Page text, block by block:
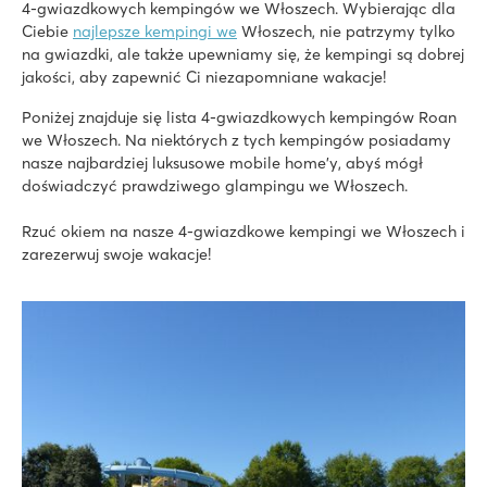
Pojedź pociągiem campingowym do miasteczka Caorle
hu Park Albatros village
hu Park Albatros village
Włochy - Środkowe i południowe Włochy - Toskania - San
★ ★ ★
3 duże baseny lagunowe z szeroką zjeżdżalnią
Świetna baza wypadowa do zwiedzania Toskanii
Bella Italia
Położony w pobliżu parku rozrywki Gardaland, z
Świetne restauracje z widokiem na jezioro Garda
4-gwiazdkowych kempingów we Włoszech. Wybierając dla
Ciebie najlepsze kempingi we Włoszech, nie patrzymy tylko
na gwiazdki, ale także upewniamy się, że kempingi są dobrej
jakości, aby zapewnić Ci niezapomniane wakacje!
Poniżej znajduje się lista 4-gwiazdkowych kempingów Roan
we Włoszech. Na niektórych z tych kempingów posiadamy
nasze najbardziej luksusowe mobile home'y, abyś mógł
doświadczyć prawdziwego glampingu we Włoszech.
Rzuć okiem na nasze 4-gwiazdkowe kempingi we Włoszech i
zarezerwuj swoje wakacje!